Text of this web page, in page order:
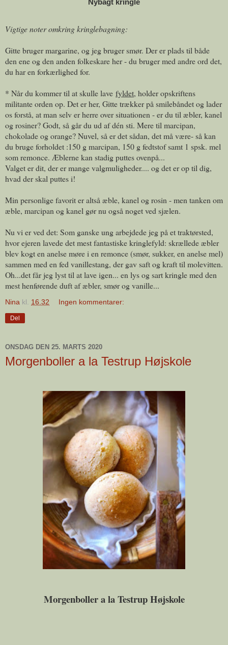
Nybagt kringle
Vigtige noter omkring kringlebagning:
Gitte bruger margarine, og jeg bruger smør. Der er plads til både
den ene og den anden folkeskare her - du bruger med andre ord det,
du har en forkærlighed for.
* Når du kommer til at skulle lave fyldet, holder opskriftens
militante orden op. Det er her, Gitte trækker på smilebåndet og lader
os forstå, at man selv er herre over situationen - er du til æbler, kanel
og rosiner? Godt, så går du ud af dén sti. Mere til marcipan,
chokolade og orange? Nuvel, så er det sådan, det må være- så kan
du bruge forholdet :150 g marcipan, 150 g fedtstof samt 1 spsk. mel
som remonce. Æblerne kan stadig puttes ovenpå...
Valget er dit, der er mange valgmuligheder.... og det er op til dig,
hvad der skal puttes i!
Min personlige favorit er altså æble, kanel og rosin - men tanken om
æble, marcipan og kanel gør nu også noget ved sjælen.
Nu vi er ved det: Som ganske ung arbejdede jeg på et traktørsted,
hvor ejeren lavede det mest fantastiske kringlefyld: skrællede æbler
blev kogt en anelse møre i en remonce (smør, sukker, en anelse mel)
sammen med en fed vanillestang, der gav saft og kraft til molevitten.
Oh...det får jeg lyst til at lave igen... en lys og sart kringle med den
mest henførende duft af æbler, smør og vanille...
Nina kl. 16.32 Ingen kommentarer:
Del
ONSDAG DEN 25. MARTS 2020
Morgenboller a la Testrup Højskole
Morgenboller a la Testrup Højskole